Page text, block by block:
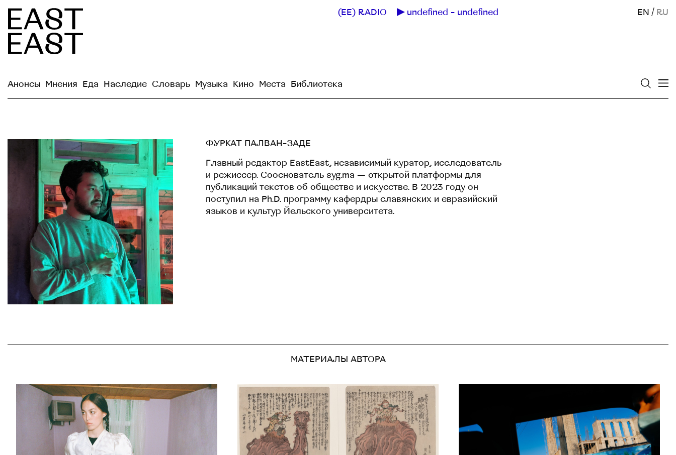
(EE) RADIO undefined - undefined EN / RU
Анонсы Мнения Еда Наследие Словарь Музыка Кино Места Библиотека
ФУРКАТ ПАЛВАН-ЗАДЕ
Главный редактор EastEast, независимый куратор, исследователь
и режиссер. Сооснователь syg.ma — открытой платформы для
публикаций текстов об обществе и искусстве. В 2023 году он
поступил на Ph.D. программу кафердры славянских и евразийский
языков и культур Йельского университета.
МАТЕРИАЛЫ АВТОРА